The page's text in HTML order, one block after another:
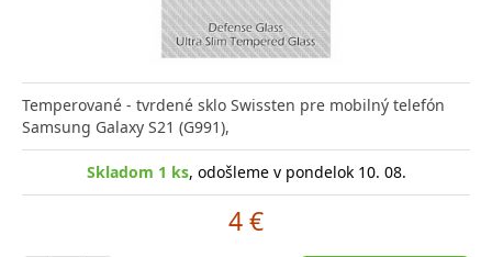
Temperované - tvrdené sklo Swissten pre mobilný telefón
Samsung Galaxy S21 (G991),
Skladom 1 ks, odošleme v pondelok 10. 08.
4 €